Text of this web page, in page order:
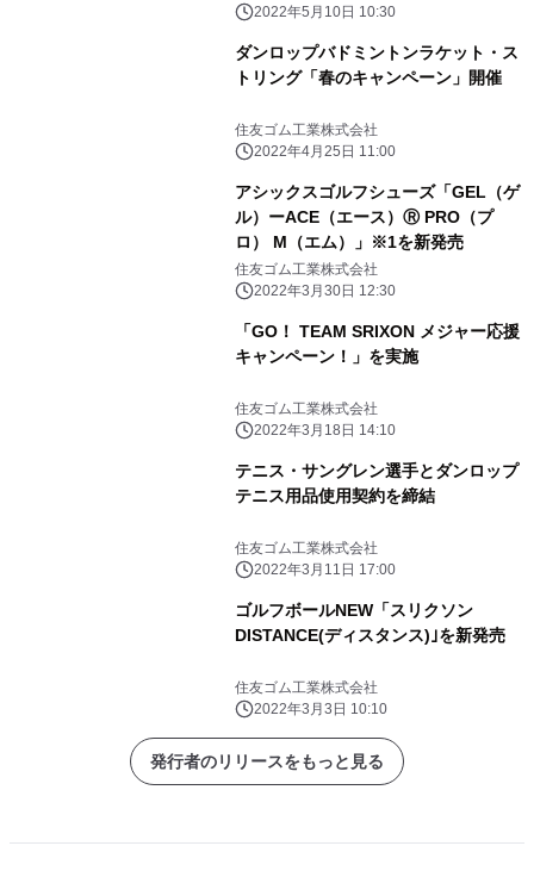
2022年5月10日 10:30
ダンロップバドミントンラケット・ス
トリング「春のキャンペーン」開催
住友ゴム工業株式会社
2022年4月25日 11:00
アシックスゴルフシューズ「GEL（ゲ
ル）ーACE（エース）Ⓡ PRO（プ
ロ） M（エム）」※1を新発売
住友ゴム工業株式会社
2022年3月30日 12:30
「GO！ TEAM SRIXON メジャー応援
キャンペーン！」を実施
住友ゴム工業株式会社
2022年3月18日 14:10
テニス・サングレン選手とダンロップ
テニス用品使用契約を締結
住友ゴム工業株式会社
2022年3月11日 17:00
ゴルフボールNEW「スリクソン
DISTANCE(ディスタンス)｣を新発売
住友ゴム工業株式会社
2022年3月3日 10:10
発行者のリリースをもっと見る